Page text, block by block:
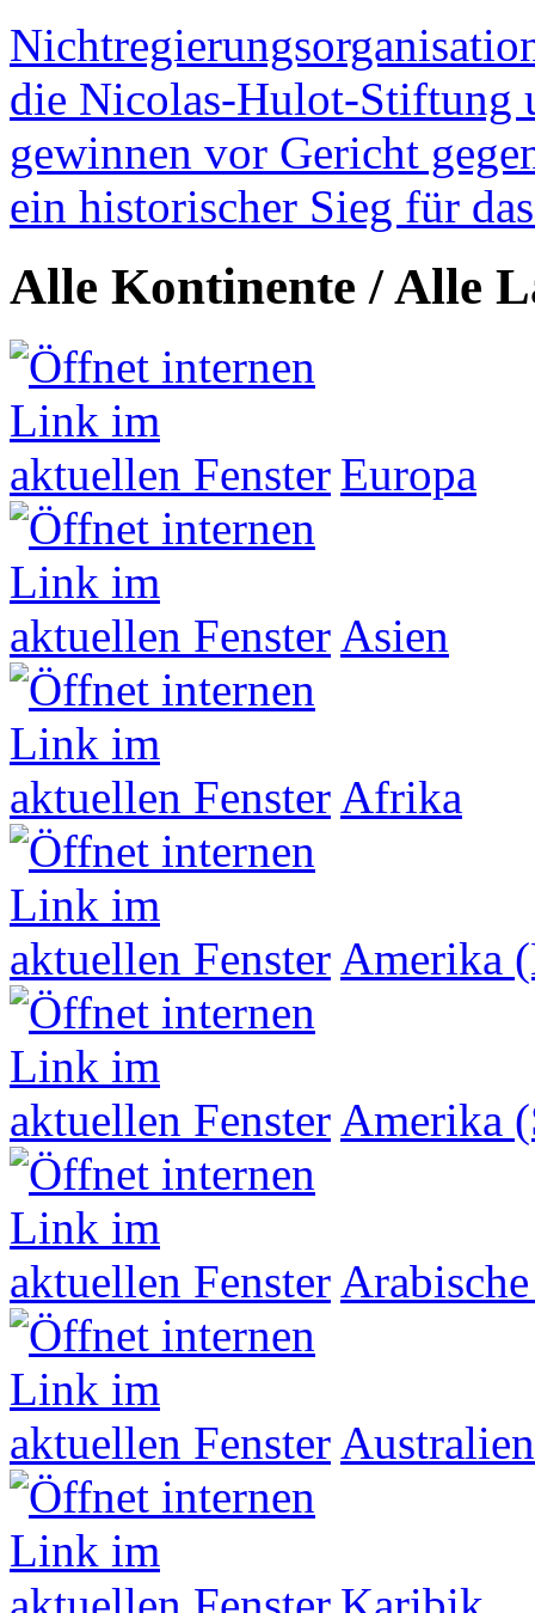
die Nicolas-Hulot-Stiftung
gewinnen vor Gericht
ein historischer Sieg für
Alle Kontinente / Alle
Europa
Asien
Afrika
Amerika
Amerika
Australien